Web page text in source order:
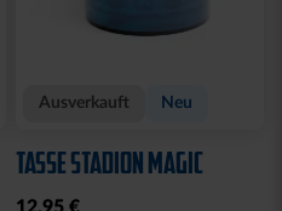
Ausverkauft Neu
TASSE STADION MAGIC